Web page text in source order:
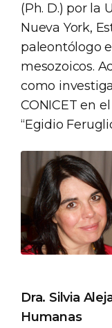
(Ph. D.) por la
Nueva York,
paleontólogo
mesozoicos.
como
CONICET en
“Egidio
Dra. Silvia
Humanas